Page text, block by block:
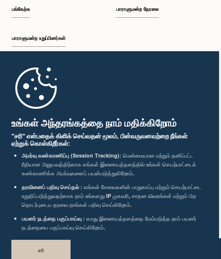
உங்கள் அந்தரங்கத்தை நாம் மதிக்கிறோம்
"சரி" என்பதைக் கிளிக் செய்வதன் மூலம், பின்வருவனவற்றை நீங்கள்
ஏற்றுக் கொள்கிறீர்கள்:
அமர்வு கண்காணிப்பு (Session Tracking): மென்மையான மற்றும் தனிப்பட்ட
ரீதியான அனுபவத்திற்காக எங்கள் இணையத்தளத்தில் உங்கள் செயற்பாட்டைக்
கண்காணிக்க அமர்வுகளைப் பயன்படுத்துகிறோம்.
தரவினைப் பதிவு செய்தல் : எங்கள் சேவைகளின் பாதுகாப்பு மற்றும் செயற்பாட்டை
உறுதிப்படுத்துவதற்காக நாம் உங்களது IP முகவரி, சாதன விவரங்கள் மற்றும் பிற
தொடர்புடைய தரவை நாங்கள் பதிவு செய்கிறோம்.
பயனர் நடத்தை பகுப்பாய்வு : எமது இணையத்தளத்தை மேம்படுத்த நாம் பயனர்
நடத்தையை பகுப்பாய்வு செய்கிறோம்.
சரி
பங்கேற்க
பாராளுமன்ற உறுப்பினர்கள்
முதற்பக்கம்
பாராளுமன்ற நேரலை
பாராளுமன்ற கையடக்க செயலி
எம்மை பின்தொடர்க :
விருதுகள்
தனியுரிமைக் கொள்கை